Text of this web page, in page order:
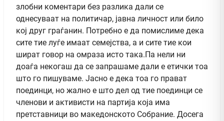
злобни коментари без разлика дали се
однесуваат на политичар, јавна личност или било
кој друг граѓанин. Потребно е да помислиме дека
сите тие луѓе имаат семејства, а и сите тие кои
шират говор на омраза исто така.Па нели ни
доаѓа некогаш да се запрашаме дали е етички тоа
што го пишуваме. Јасно е дека тоа го прават
поединци, но жално е што дел од тие поединци се
членови и активисти на партија која има
претставници во македонското Собрание. Досега